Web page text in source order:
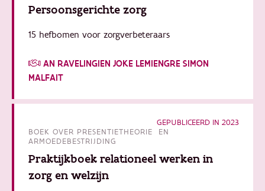
Persoonsgerichte zorg
15 hefbomen voor zorgverbeteraars
AN RAVELINGIEN JOKE LEMIENGRE SIMON
MALFAIT
BOEK OVER PRESENTIETHEORIE EN
ARMOEDEBESTRIJDING
GEPUBLICEERD IN 2023
Praktijkboek relationeel werken in
zorg en welzijn